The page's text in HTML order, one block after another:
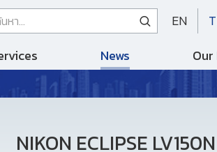
EN
News
NIKON ECLIPSE